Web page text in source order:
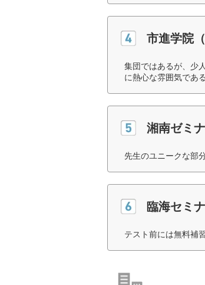
市進学院
集団ではあるが、少
に熱心な雰囲気であ
湘南ゼミ
先生のユニークな部
臨海セミ
テスト前には無料補